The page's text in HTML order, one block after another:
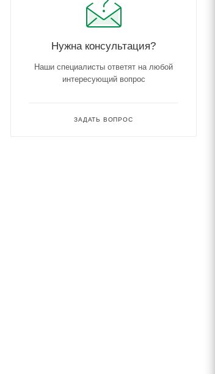
Нужна консультация?
Наши специалисты ответят на любой
интересующий вопрос
ЗАДАТЬ ВОПРОС